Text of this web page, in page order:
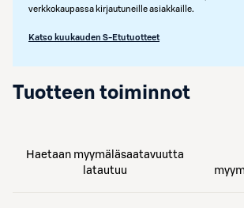
verkkokaupassa kirjautuneille asiakkaille.
Katso kuukauden S-Etutuotteet
Tuotteen toiminnot
Haetaan myymäläsaatavuutta
latautuu